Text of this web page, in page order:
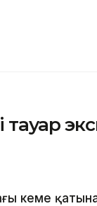
тауар
кеме